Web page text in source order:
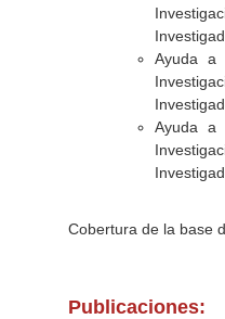
Ayuda a
Ayuda a
Cobertura de la base
Publicaciones: